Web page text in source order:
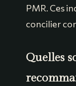
PMR. Ces
concilier
Quelles